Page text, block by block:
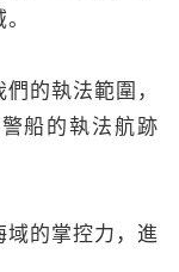
的執法範圍，
船的執法航跡
的掌控力，進